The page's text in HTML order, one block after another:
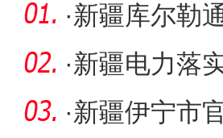
·新疆库尔勒
言等网络
·新疆电力落
源发展
·新疆伊宁市